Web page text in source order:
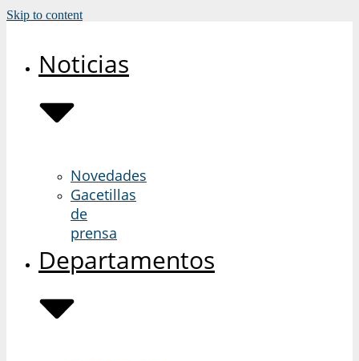
Skip to content
Noticias
Novedades
Gacetillas
de
prensa
Departamentos